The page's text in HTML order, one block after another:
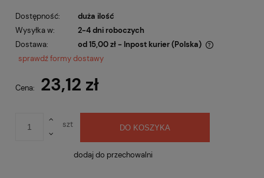
Dostępność:
duża ilość
Wysyłka w:
2-4 dni roboczych
Dostawa:
od 15,00 zł - Inpost kurier (Polska)
Cena nie zawiera ewentualnych kosztów płatności
sprawdź formy dostawy
Cena: 23,12 zł
szt DO KOSZYKA
dodaj do przechowalni